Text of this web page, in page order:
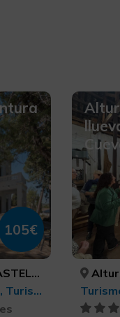
105€
Turismo activo-aventura, Turismo deportivo, BTT, cicloturismo y ciclismo , Actividades náuticas